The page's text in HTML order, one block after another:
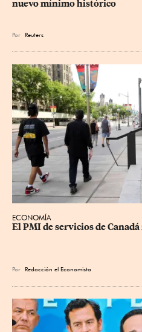
nuevo mínimo histórico
Por Reuters
ECONOMÍA
El PMI de servicios de
Por Redacción el Economista